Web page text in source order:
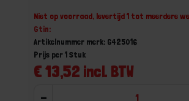
Niet op voorraad, levertijd 1 tot meerdere
Gtin:
Artikelnummer merk: G425016
€ 13,52 incl. BTW
Prijs per 1 Stuk
-